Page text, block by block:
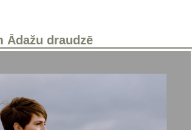
Ādažu draudzē